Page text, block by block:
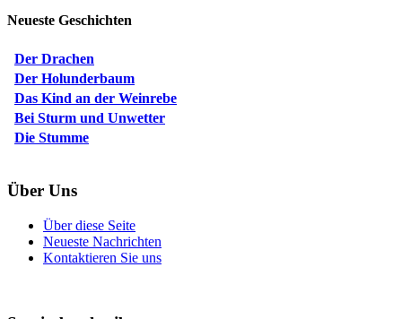
Neueste Geschichten
Der Drachen
Der Holunderbaum
Das Kind an der Weinrebe
Bei Sturm und Unwetter
Die Stumme
Über Uns
Über diese Seite
Neueste Nachrichten
Kontaktieren Sie uns